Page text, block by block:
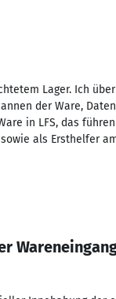
Lager. Ich
der Ware,
in LFS, das
als Ersthelfer